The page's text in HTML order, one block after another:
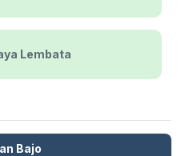
Lembata
Bajo